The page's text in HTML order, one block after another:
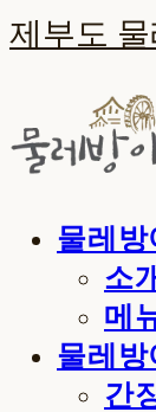
제부도
물레방
소
메
물레
간